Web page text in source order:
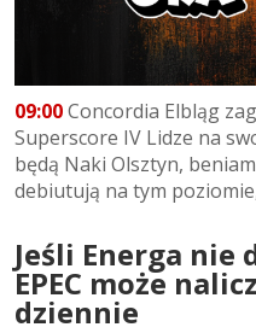
09:00Concordia Elbląg
Superscore IV Lidze na
będą Naki Olsztyn,
debiutują na tym
Jeśli Energa
EPEC może
dziennie